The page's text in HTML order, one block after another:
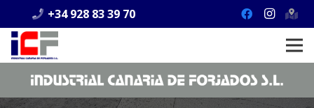
+34 928 83 39 70